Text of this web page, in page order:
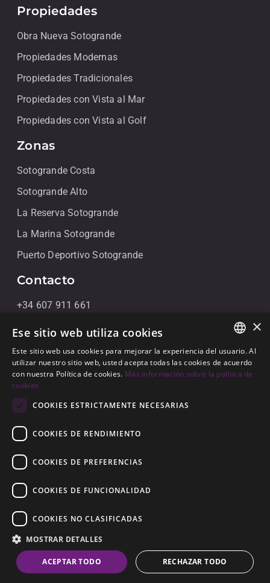
Propiedades
Obra Nueva Sotogrande
Propiedades Modernas
Propiedades Tradicionales
Propiedades con Vista al Mar
Propiedades con Vista al Golf
Zonas
Sotogrande Costa
Sotogrande Alto
La Reserva Sotogrande
La Marina Sotogrande
Puerto Deportivo Sotogrande
Contacto
+34 607 911 661
+34 856 091 709
info@noll-sotogrande.com
Contáctanos
Galerias Paniagua Local 43 Avenida de Paniagua, s/n
11310 Sotogrande, Cádiz
Aviso Legal
Construido porInmoba
ENGLISH
SPANISH
×
Ese sitio web utiliza cookies
Este sitio web usa cookies para mejorar la experiencia del usuario. Al
utilizar nuestro sitio web, usted acepta todas las cookies de acuerdo
con nuestra Política de cookies. Más información sobre la política de
cookies
COOKIES ESTRICTAMENTE NECESARIAS
COOKIES DE RENDIMIENTO
COOKIES DE PREFERENCIAS
COOKIES DE FUNCIONALIDAD
COOKIES NO CLASIFICADAS
MOSTRAR DETALLES
ACEPTAR TODO RECHAZAR TODO